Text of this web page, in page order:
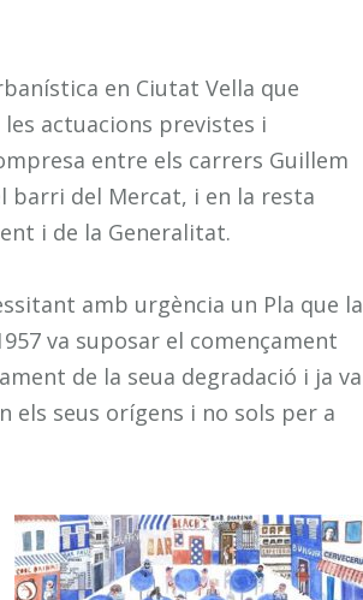
en Ciutat Vella que
actuacions previstes i
entre els carrers Guillem
barri del Mercat, i en la resta
i de la Generalitat.
amb urgència un Pla que la
va suposar el començament
de la seua degradació i ja va
els seus orígens i no sols per a